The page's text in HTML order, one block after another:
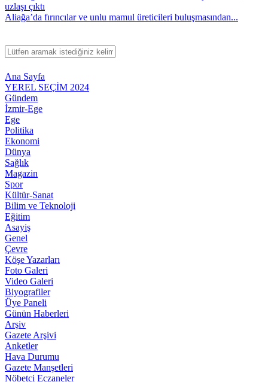
Aliağa’da fırıncılar ve unlu mamul üreticileri buluşmasından...
Ana Sayfa
YEREL SEÇİM 2024
Gündem
İzmir-Ege
Ege
Politika
Ekonomi
Dünya
Sağlık
Magazin
Spor
Kültür-Sanat
Bilim ve Teknoloji
Eğitim
Asayiş
Genel
Çevre
Köşe Yazarları
Foto Galeri
Video Galeri
Biyografiler
Üye Paneli
Günün Haberleri
Arşiv
Gazete Arşivi
Anketler
Hava Durumu
Gazete Manşetleri
Nöbetci Eczaneler